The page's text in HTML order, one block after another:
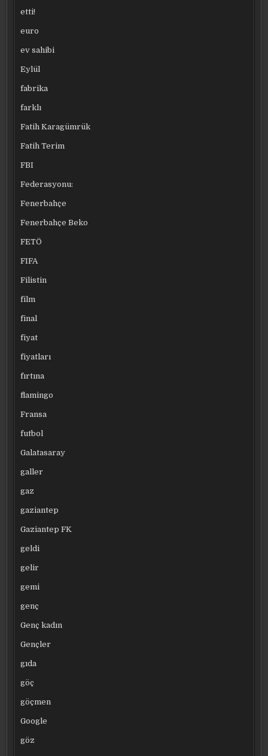
etti!
euro
ev sahibi
Eylül
fabrika
farklı
Fatih Karagümrük
Fatih Terim
FBI
Federasyonu:
Fenerbahçe
Fenerbahçe Beko
FETÖ
FIFA
Filistin
film
final
fiyat
fiyatları
fırtına
flamingo
Fransa
futbol
Galatasaray
galler
gaz
gaziantep
Gaziantep FK
geldi
gelir
gemi
genç
Genç kadın
Gençler
gıda
göç
göçmen
Google
göz